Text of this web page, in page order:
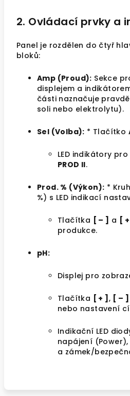
2. Ovládací prvky a
Panel je rozdělen do čtyř
bloků:
Amp (Proud): Sekce
displejem a
části naznačuje
soli nebo elektrolytu).
Sel (Volba): * Tlačítko
LED indikátory
PROD II.
Prod. % (Výkon): *
%) s LED indikací
Tlačítka [ – ] a [
produkce.
pH:
Displej pro
Tlačítka [ + ] , [ – ]
nebo nastavení
Indikační LED
napájení
a zámek/